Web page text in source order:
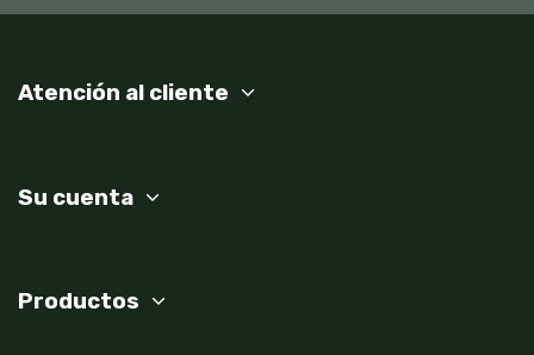
Atención al cliente
Su cuenta
Productos